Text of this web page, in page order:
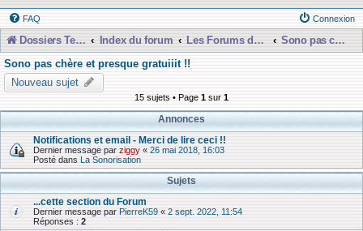
FAQ Connexion
Dossiers Techniques Index du forum Les Forums de Discussions
Sono pas chère et presque gratuiiit !!
Sono pas chère et presque gratuiiit !!
Nouveau sujet
15 sujets • Page 1 sur 1
Annonces
Notifications et email - Merci de lire ceci !!
Dernier message par ziggy « 26 mai 2018, 16:03
Posté dans La Sonorisation
Sujets
...cette section du Forum
Dernier message par PierreK59 « 2 sept. 2022, 11:54
Réponses : 2